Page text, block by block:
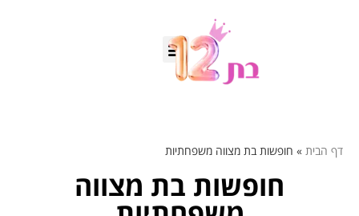
דף הבית » חופשות בת מצווה משפחתיות
חופשות בת מצווה